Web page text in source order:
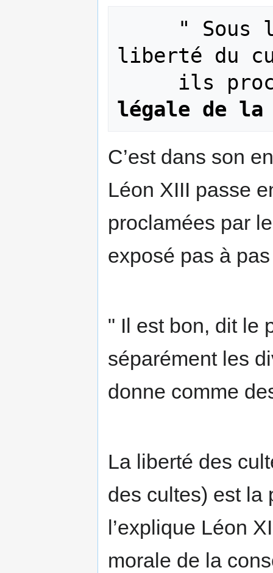
liberté du
ils
légale de la
C’est dans son
Léon XIII passe
proclamées par
exposé pas à
" Il est bon, dit le
séparément les
donne comme
La liberté des
des cultes) est la
l’explique Léon
morale de la